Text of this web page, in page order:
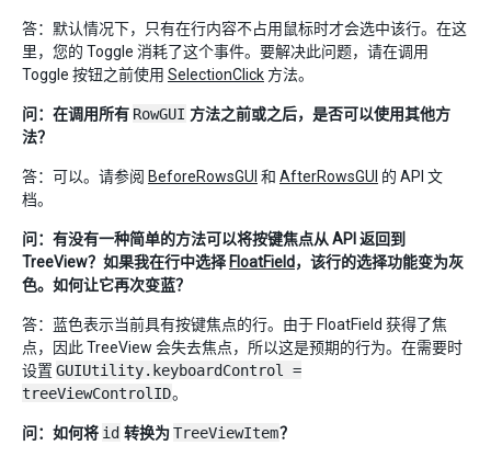
答：默认情况下，只有在行内容不占用鼠标时才会选中该行。在这
里，您的 Toggle 消耗了这个事件。要解决此问题，请在调用
Toggle 按钮之前使用 SelectionClick 方法。
问：在调用所有 RowGUI 方法之前或之后，是否可以使用其他方
法？
答：可以。请参阅 BeforeRowsGUI 和 AfterRowsGUI 的 API 文
档。
问：有没有一种简单的方法可以将按键焦点从 API 返回到
TreeView？如果我在行中选择 FloatField，该行的选择功能变为灰
色。如何让它再次变蓝？
答：蓝色表示当前具有按键焦点的行。由于 FloatField 获得了焦
点，因此 TreeView 会失去焦点，所以这是预期的行为。在需要时
设置 GUIUtility.keyboardControl =
treeViewControlID。
问：如何将 id 转换为TreeViewItem？